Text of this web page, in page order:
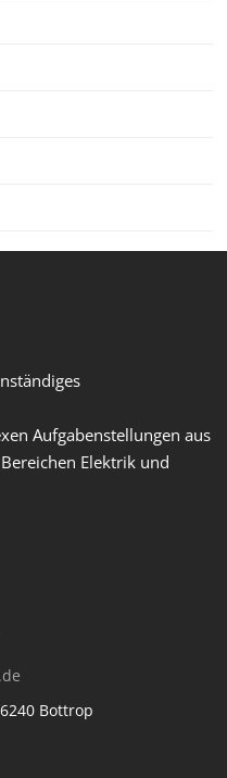
Aufgabenstellungen aus
Elektrik und
Bottrop